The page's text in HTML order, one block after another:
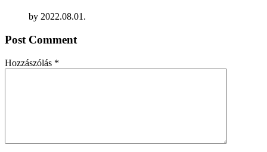
by 2022.08.01.
Post Comment
Hozzászólás *